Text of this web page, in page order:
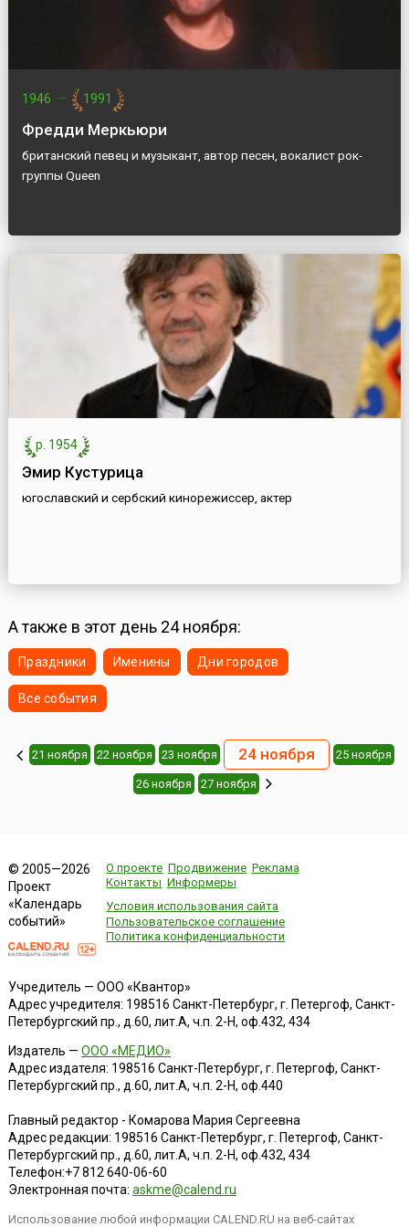
1946 — 1991
Фредди Меркьюри
британский певец и музыкант, автор песен, вокалист рок-
группы Queen
р. 1954
Эмир Кустурица
югославский и сербский кинорежиссер, актер
А также в этот день 24 ноября:
Праздники Именины Дни городов
Все события
21 ноября 22 ноября 23 ноября 24 ноября 25 ноября
26 ноября 27 ноября
© 2005—2026
Проект
«Календарь
событий»
О проекте Продвижение Реклама
Контакты Информеры
Условия использования сайта
Пользовательское соглашение
Политика конфиденциальности
Учредитель — ООО «Квантор»
Адрес учредителя: 198516 Санкт-Петербург, г. Петергоф, Санкт-
Петербургский пр., д.60, лит.А, ч.п. 2-Н, оф.432, 434
Издатель — ООО «МЕДИО»
Адрес издателя: 198516 Санкт-Петербург, г. Петергоф, Санкт-
Петербургский пр., д.60, лит.А, ч.п. 2-Н, оф.440
Главный редактор - Комарова Мария Сергеевна
Адрес редакции: 198516 Санкт-Петербург, г. Петергоф, Санкт-
Петербургский пр., д.60, лит.А, ч.п. 2-Н, оф.432, 434
Телефон:+7 812 640-06-60
Электронная почта: askme@calend.ru
Использование любой информации CALEND.RU на веб-сайтах